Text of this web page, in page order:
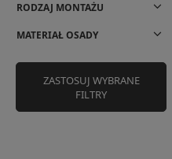
RODZAJ MONTAŻU
MATERIAŁ OSADY
ZASTOSUJ WYBRANE
FILTRY